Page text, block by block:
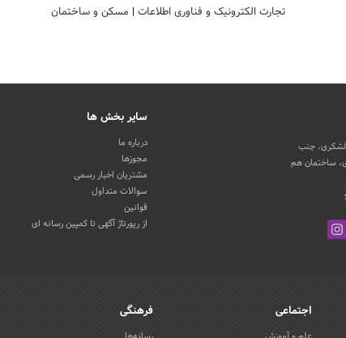
تجارت الکترونیک و فناوری اطلاعات | مسکن و ساختمان
لشکری، جنب
ساختمان هم
سایر بخش ها
درباره ما
مجوزها
مشتریان اخبار رسمی
سوالات متداول
قوانین
از رپورتاژ آگهی تا کمپین رسانه ای
اجتماعی فرهنگی